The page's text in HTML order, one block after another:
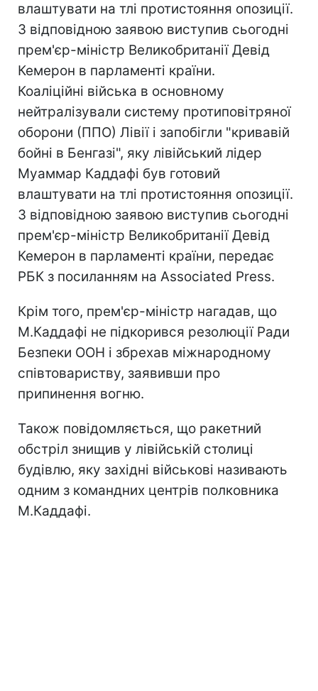
влаштувати на тлі протистояння опозиції.
З відповідною заявою виступив сьогодні
прем'єр-міністр Великобританії Девід
Кемерон в парламенті країни.
Коаліційні війська в основному
нейтралізували систему протиповітряної
оборони (ППО) Лівії і запобігли "кривавій
бойні в Бенгазі", яку лівійський лідер
Муаммар Каддафі був готовий
влаштувати на тлі протистояння опозиції.
З відповідною заявою виступив сьогодні
прем'єр-міністр Великобританії Девід
Кемерон в парламенті країни, передає
РБК з посиланням на Associated Press.
Крім того, прем'єр-міністр нагадав, що
М.Каддафі не підкорився резолюції Ради
Безпеки ООН і збрехав міжнародному
співтовариству, заявивши про
припинення вогню.
Також повідомляється, що ракетний
обстріл знищив у лівійській столиці
будівлю, яку західні військові називають
одним з командних центрів полковника
М.Каддафі.